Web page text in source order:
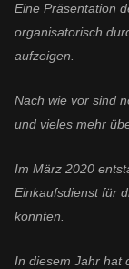
Eine Präsentation
organisatorisch
aufzeigen.
Nach wie vor sind
und vieles mehr
Im März 2020
Einkaufsdienst für
konnten.
In diesem Jahr hat